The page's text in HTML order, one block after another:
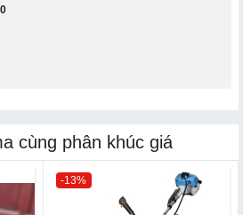
cùng phân khúc giá
-13%